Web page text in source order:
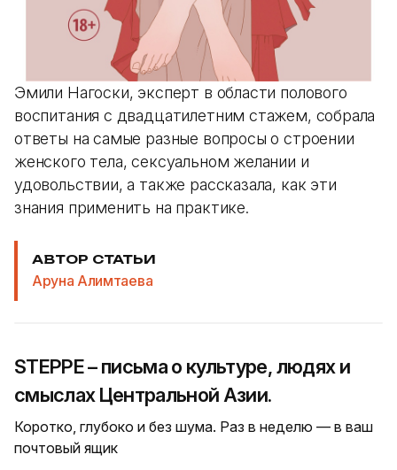
Эмили Нагоски, эксперт в области полового
воспитания с двадцатилетним стажем, собрала
ответы на самые разные вопросы о строении
женского тела, сексуальном желании и
удовольствии, а также рассказала, как эти
знания применить на практике.
АВТОР СТАТЬИ
Аруна Алимтаева
STEPPE – письма о культуре, людях и
смыслах Центральной Азии.
Коротко, глубоко и без шума. Раз в неделю — в ваш
почтовый ящик